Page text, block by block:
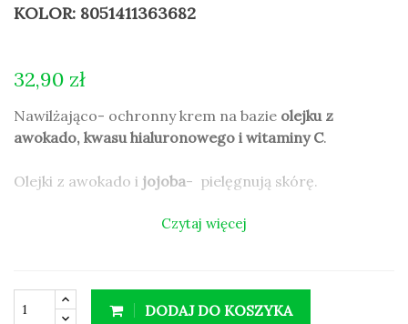
KOLOR: 8051411363682
32,90 zł
Nawilżająco- ochronny krem na bazie olejku z
awokado, kwasu hialuronowego i witaminy C.
Olejki z awokado i jojoba- pielęgnują skórę.
Kwas hialuronowy zapewnia skórze intensywne
Dzięki obecnościmasła shea, które ma właściwości
naprawcze i ochronne idealnie nadaje się dla dłoni
Czytaj więcej
DODAJ DO KOSZYKA